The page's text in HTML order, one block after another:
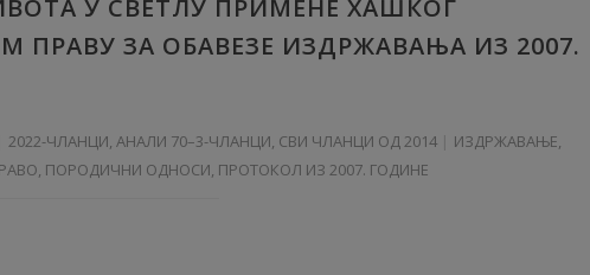
У СВЕТЛУ ПРИМЕНЕ ХАШКОГ
ЗА ОБАВЕЗЕ ИЗДРЖАВАЊА ИЗ 2007.
2022-ЧЛАНЦИ, АНАЛИ 70–3-ЧЛАНЦИ, СВИ ЧЛАНЦИ ОД 2014
ИЗДРЖАВАЊЕ,
ПОРОДИЧНИ ОДНОСИ, ПРОТОКОЛ ИЗ 2007. ГОДИНЕ